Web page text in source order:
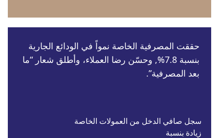
حققت المصرفية الخاصة نمواً في الودائع الجارية
بنسبة 7.8%, وحسّن رضا العملاء، وأطلق شعار “ما
بعد المصرفية”.
سجل صافي الدخل من العمولات الخاصة
زيادة بنسبة